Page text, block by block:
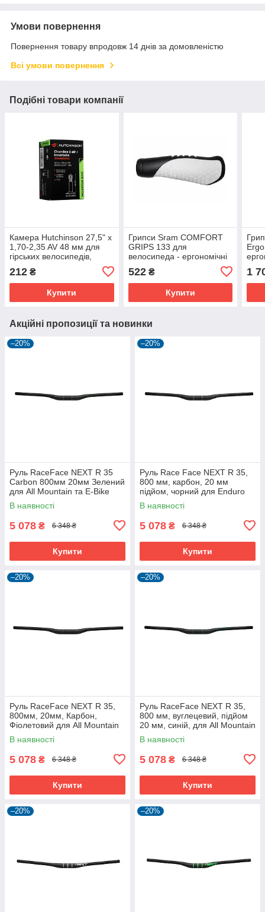
Умови повернення
Повернення товару впродовж 14 днів за домовленістю
Всі умови повернення
Подібні товари компанії
Камера Hutchinson 27,5" x
1,70-2,35 AV 48 мм для
гірських велосипедів,
212 ₴
Купити
Грипси Sram COMFORT
GRIPS 133 для
велосипеда - ергономічні
біло-чорні ручки на кермо.
522₴
Купити
1
Акційні пропозиції та новинки
–20%
Руль RaceFace NEXT R 35
Carbon 800мм 20мм Зелений
для All Mountain та E-Bike
В наявності
5 078 ₴ 6 348 ₴
Купити
–20%
Руль Race Face NEXT R 35,
800 мм, карбон, 20 мм
підйом, чорний для Enduro
В наявності
5 078 ₴ 6 348 ₴
Купити
–20%
Руль RaceFace NEXT R 35,
800мм, 20мм, Карбон,
Фіолетовий для All Mountain
В наявності
5 078 ₴ 6 348 ₴
Купити
–20%
Руль RaceFace NEXT R 35,
800 мм, вуглецевий, підйом
20 мм, синій, для All Mountain
та E-Bike
В наявності
5 078 ₴ 6 348 ₴
Купити
–20% –20%